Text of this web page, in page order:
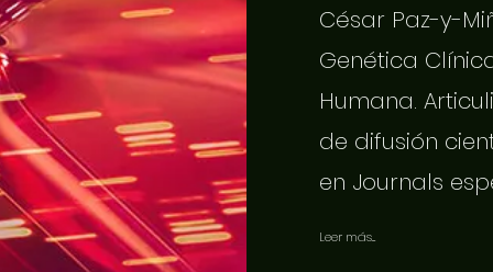
César Paz-y-
Genética
Humana.
de difusión
en Journals
Leer más...